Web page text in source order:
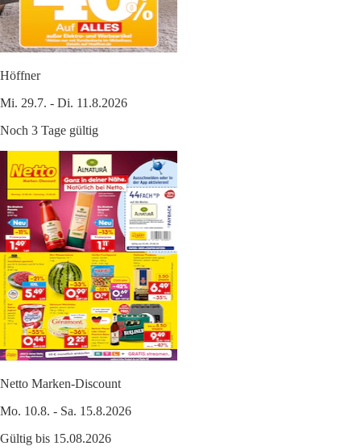
Höffner
Mi. 29.7. - Di. 11.8.2026
Noch 3 Tage gültig
Netto Marken-Discount
Mo. 10.8. - Sa. 15.8.2026
Gültig bis 15.08.2026